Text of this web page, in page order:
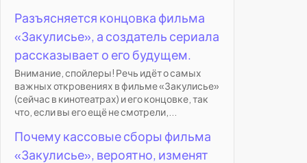
Разъясняется концовка фильма
«Закулисье», а создатель сериала
рассказывает о его будущем.
Внимание, спойлеры! Речь идёт о самых
важных откровениях в фильме «Закулисье»
(сейчас в кинотеатрах) и его концовке, так
что, если вы его ещё не смотрели,...
Почему кассовые сборы фильма
«Закулисье», вероятно, изменят